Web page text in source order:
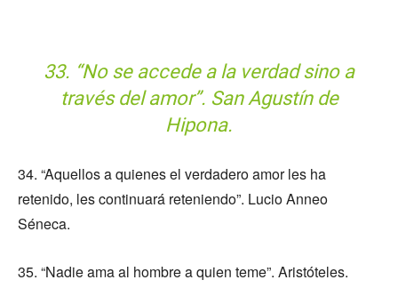
33. “No se accede a la verdad sino a
través del amor”. San Agustín de
Hipona.
34. “Aquellos a quienes el verdadero amor les ha
retenido, les continuará reteniendo”. Lucio Anneo
Séneca.
35. “Nadie ama al hombre a quien teme”. Aristóteles.